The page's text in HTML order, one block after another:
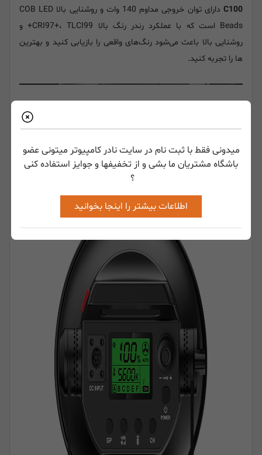
میدونی فقط با ثبت نام در سایت نادر کامپیوتر میتونی عضو
باشگاه مشتریان ما بشی و از تخفیفها و جوایز استفاده کنی
؟
اطلاعات بیشتر را اینجا بخوانید
C100
دارای توان خروجی مداوم 140 وات و روشنایی بالا COB LED
Beads است که با عملکرد رندر رنگ بالا CRI97+، TLCI99+ و
روشنایی بالا باعث می‌شود رنگ‌های واقعی را بازیابی کنید و بهترین
ها را تجربه کنید.